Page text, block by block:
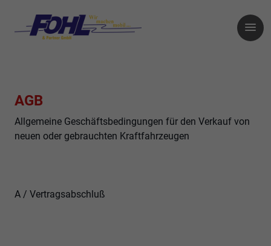
AGB
Allgemeine Geschäftsbedingungen für den Verkauf von
neuen oder gebrauchten Kraftfahrzeugen
A / Vertragsabschluß